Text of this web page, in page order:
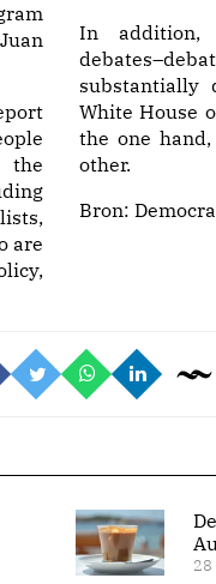
are
In addition,
substantially
White House
the one
other.
Bron:
28